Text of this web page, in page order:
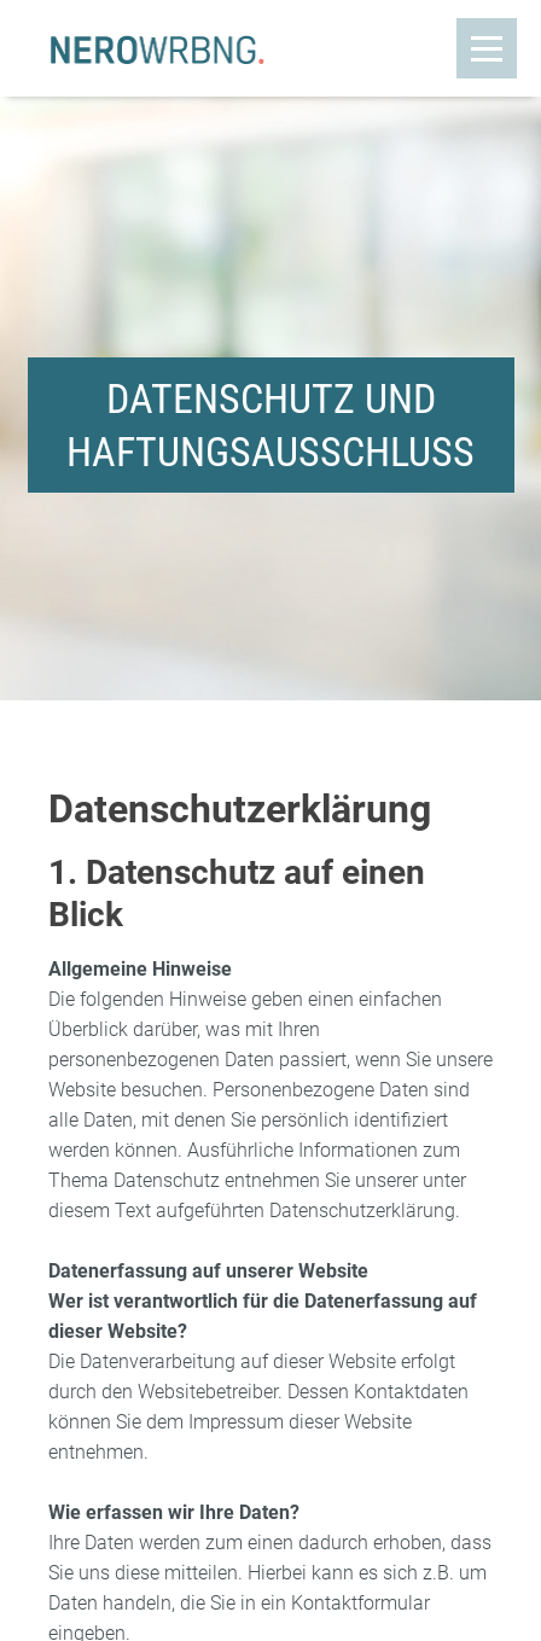
DATENSCHUTZ UND
HAFTUNGSAUSSCHLUSS
Datenschutzerklärung
1. Datenschutz auf einen
Blick
Allgemeine Hinweise
Die folgenden Hinweise geben einen einfachen
Überblick darüber, was mit Ihren
personenbezogenen Daten passiert, wenn Sie unsere
Website besuchen. Personenbezogene Daten sind
alle Daten, mit denen Sie persönlich identifiziert
werden können. Ausführliche Informationen zum
Thema Datenschutz entnehmen Sie unserer unter
diesem Text aufgeführten Datenschutzerklärung.
Datenerfassung auf unserer Website
Wer ist verantwortlich für die Datenerfassung auf
dieser Website?
Die Datenverarbeitung auf dieser Website erfolgt
durch den Websitebetreiber. Dessen Kontaktdaten
können Sie dem Impressum dieser Website
entnehmen.
Wie erfassen wir Ihre Daten?
Ihre Daten werden zum einen dadurch erhoben, dass
Sie uns diese mitteilen. Hierbei kann es sich z.B. um
Daten handeln, die Sie in ein Kontaktformular
eingeben.